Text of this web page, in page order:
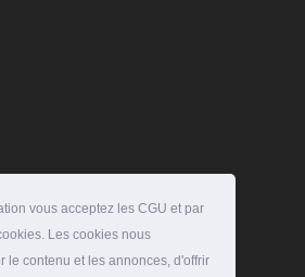
vous acceptez les CGU et par
Les cookies nous
le contenu et les annonces, d'offrir